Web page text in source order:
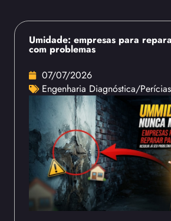
Umidade: empresas para
com problemas
07/07/2026
Engenharia Diagnóstica/Perícias